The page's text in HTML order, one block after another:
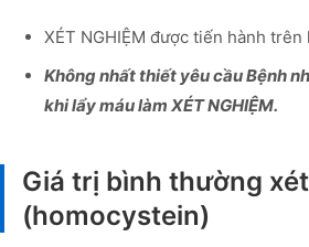
XÉT NGHIỆM được tiến hành trên
Không nhất thiết yêu cầu Bệnh
khi lẩy máu làm XÉT NGHIỆM.
Giá trị bình thường
(homocystein)